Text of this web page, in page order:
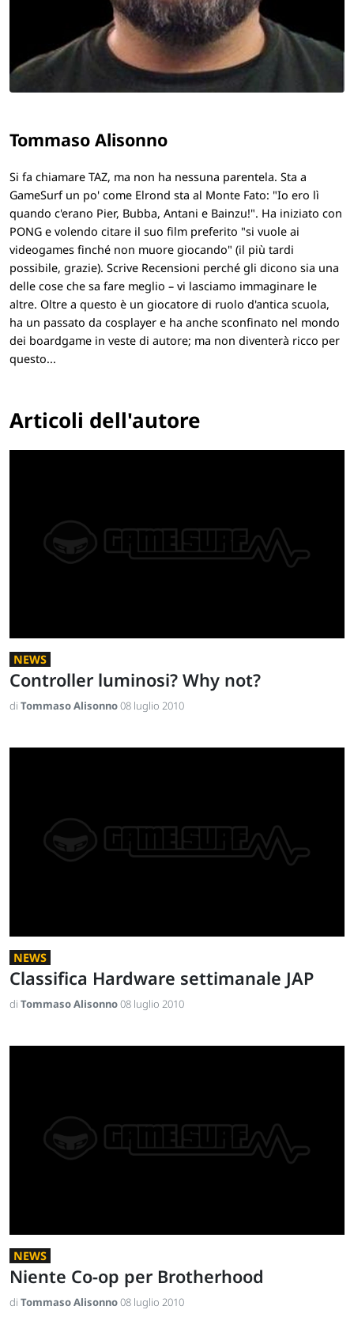
Tommaso Alisonno
Si fa chiamare TAZ, ma non ha nessuna parentela. Sta a
GameSurf un po' come Elrond sta al Monte Fato: "Io ero lì
quando c'erano Pier, Bubba, Antani e Bainzu!". Ha iniziato con
PONG e volendo citare il suo film preferito "si vuole ai
videogames finché non muore giocando" (il più tardi
possibile, grazie). Scrive Recensioni perché gli dicono sia una
delle cose che sa fare meglio – vi lasciamo immaginare le
altre. Oltre a questo è un giocatore di ruolo d'antica scuola,
ha un passato da cosplayer e ha anche sconfinato nel mondo
dei boardgame in veste di autore; ma non diventerà ricco per
questo...
Articoli dell'autore
NEWS
Controller luminosi? Why not?
di Tommaso Alisonno08 luglio 2010
NEWS
Classifica Hardware settimanale JAP
di Tommaso Alisonno08 luglio 2010
NEWS
Niente Co-op per Brotherhood
di Tommaso Alisonno08 luglio 2010